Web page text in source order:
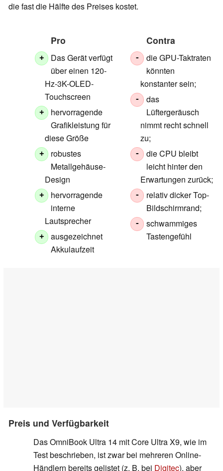
die fast die Hälfte des Preises kostet.
Pro
+
Das Gerät verfügt
über einen 120-
Hz-3K-OLED-
Touchscreen
+
hervorragende
Grafikleistung für
diese Größe
+
robustes
Metallgehäuse-
Design
+
hervorragende
interne
Lautsprecher
+
ausgezeichnet
Akkulaufzeit
Contra
-
die GPU-Taktraten
könnten
konstanter sein;
-
das
Lüftergeräusch
nimmt recht schnell
zu;
-
die CPU bleibt
leicht hinter den
Erwartungen zurück;
-
relativ dicker Top-
Bildschirmrand;
-
schwammiges
Tastengefühl
Preis und Verfügbarkeit
Das OmniBook Ultra 14 mit Core Ultra X9, wie im
Test beschrieben, ist zwar bei mehreren Online-
Händlern bereits gelistet (z. B. bei Digitec), aber